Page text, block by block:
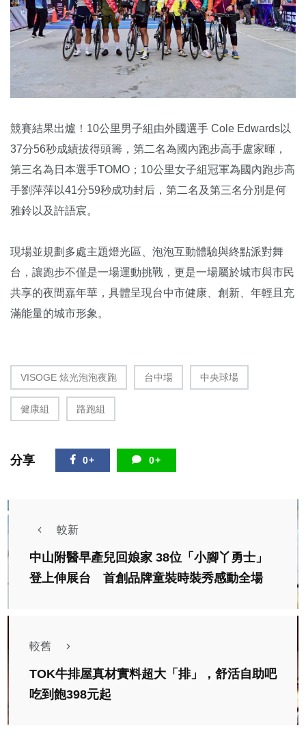
競賽結果出爐！10公里男子組由外國選手 Cole Edwards以
37分56秒成績拔得頭籌，第二名為國內跑步高手盧家暉，
第三名為日本選手TOMO；10公里女子組冠軍為國內跑步高
手劉萍萍以41分59秒成功封后，第二名及第三名分別是何
雅鈴以及許語宸。
現場並規劃多處主題燈光區、泡泡互動體驗與終點派對舞
台，讓跑步不僅是一場運動挑戰，更是一場屬於城市與市民
共享的夜間嘉年華，具體呈現台中市健康、創新、年輕且充
滿能量的城市形象。
VISOGE 炫光泡泡夜跑 台中場 中央球場
健康組 路跑組
分享 0+ 0+
較新
中山附醫早產兒回娘家 38位「小腳丫勇士」
登上伸展台 首創品牌童裝時裝秀感動全場
較舊
TOK牛排屋真材實料超大「排」，舒活自助吧
吃到飽398元起